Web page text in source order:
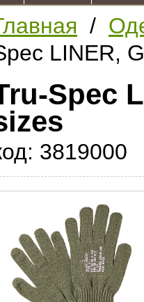
/
LINER,
Spec
3819000